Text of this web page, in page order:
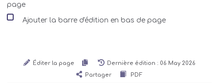
page
Ajouter la barre d'édition en bas de page
Éditer la page
Dernière édition : 06 May 2026
Partager
PDF